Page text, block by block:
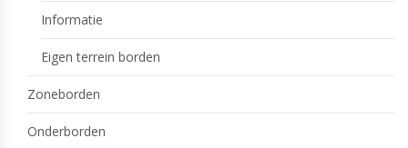
Informatie
Eigen terrein borden
Zoneborden
Onderborden